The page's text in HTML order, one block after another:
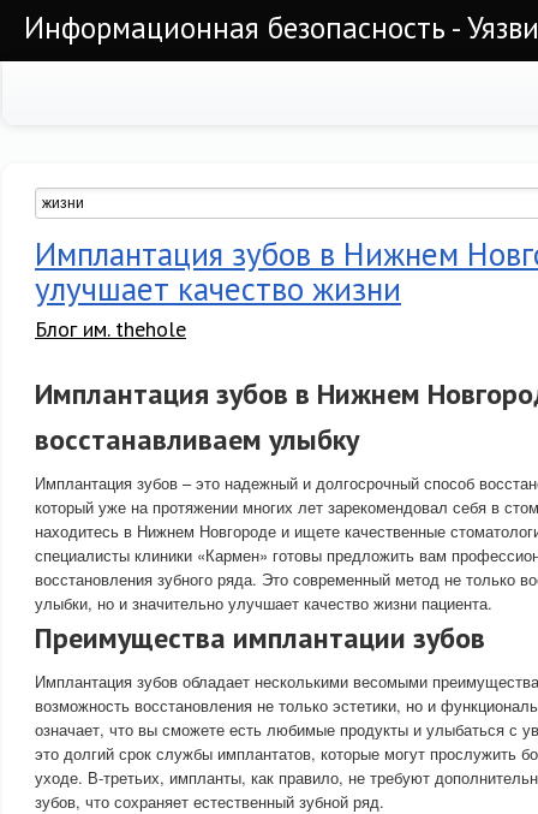
Информационная безопасность -
Имплантация зубов в Нижнем
улучшает качество жизни
Блог им. thehole
Имплантация зубов в Нижнем
восстанавливаем улыбку
Имплантация зубов – это надежный и долгосрочный способ
который уже на протяжении многих лет зарекомендовал себя в
находитесь в Нижнем Новгороде и ищете качественные
специалисты клиники «Кармен» готовы предложить вам
восстановления зубного ряда. Это современный метод не только
улыбки, но и значительно улучшает качество жизни пациента.
Преимущества имплантации зубов
Имплантация зубов обладает несколькими весомыми
возможность восстановления не только эстетики, но и
означает, что вы сможете есть любимые продукты и улыбаться с
это долгий срок службы имплантатов, которые могут прослужить
уходе. В-третьих, импланты, как правило, не требуют
зубов, что сохраняет естественный зубной ряд.